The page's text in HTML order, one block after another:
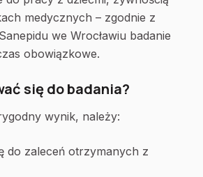
medycznych – zgodnie z
we Wrocławiu badanie
obowiązkowe.
się do badania?
wynik, należy:
do zaleceń otrzymanych z